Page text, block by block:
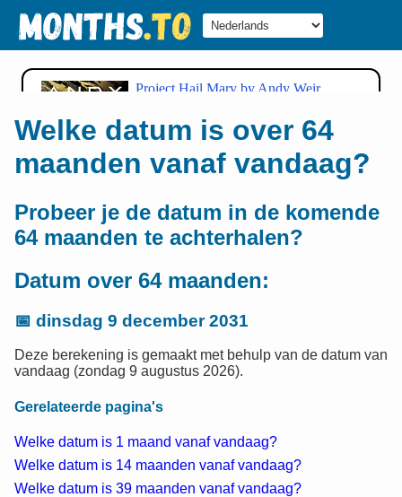
Welke datum is over 64
maanden vanaf vandaag?
Probeer je de datum in de komende
64 maanden te achterhalen?
Datum over 64 maanden:
📅 dinsdag 9 december 2031
Deze berekening is gemaakt met behulp van de datum van
vandaag (zondag 9 augustus 2026).
Gerelateerde pagina's
Welke datum is 1 maand vanaf vandaag?
Welke datum is 14 maanden vanaf vandaag?
Welke datum is 39 maanden vanaf vandaag?